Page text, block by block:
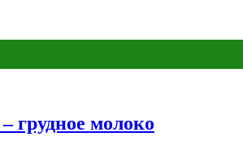
грудное молоко